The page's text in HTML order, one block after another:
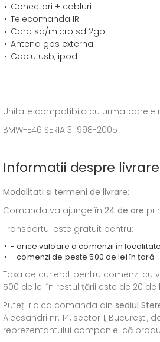
Conectori + cabluri
Telecomanda IR
Card sd/micro sd 2gb
Antena gps externa
Cablu usb, ipod
Unitate compatibila cu urmatoarele
BMW-E46 SERIA 3 1998-2005
Informatii despre
Modalitati si termeni de livrare:
Comanda va ajunge în 24 de ore
Transportul este gratuit pentru:
- orice valoare a comenzii în
- comenzi de peste 500 de lei în țară
Taxa de curierat pentru comenzi cu
500 de lei în restul țării este de 20 de
Puteți ridica comanda din sediul
Alecsandri nr. 14, sector 1, București,
reprezentantului companiei că